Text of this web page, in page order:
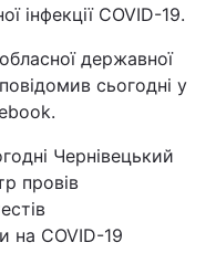
інфекції COVID-19.
державної
сьогодні у
Чернівецький
провів
на COVID-19